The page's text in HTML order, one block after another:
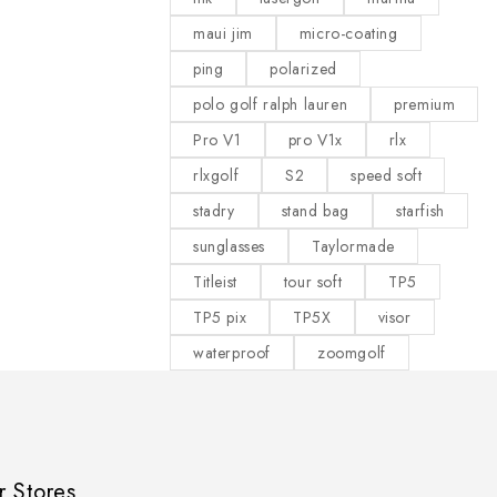
maui jim
micro-coating
ping
polarized
polo golf ralph lauren
premium
Pro V1
pro V1x
rlx
rlxgolf
S2
speed soft
stadry
stand bag
starfish
sunglasses
Taylormade
Titleist
tour soft
TP5
TP5 pix
TP5X
visor
waterproof
zoomgolf